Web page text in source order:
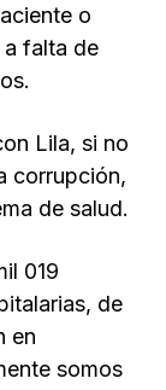
o
a falta de
Lila, si no
corrupción,
de salud.
019
de
en
somos